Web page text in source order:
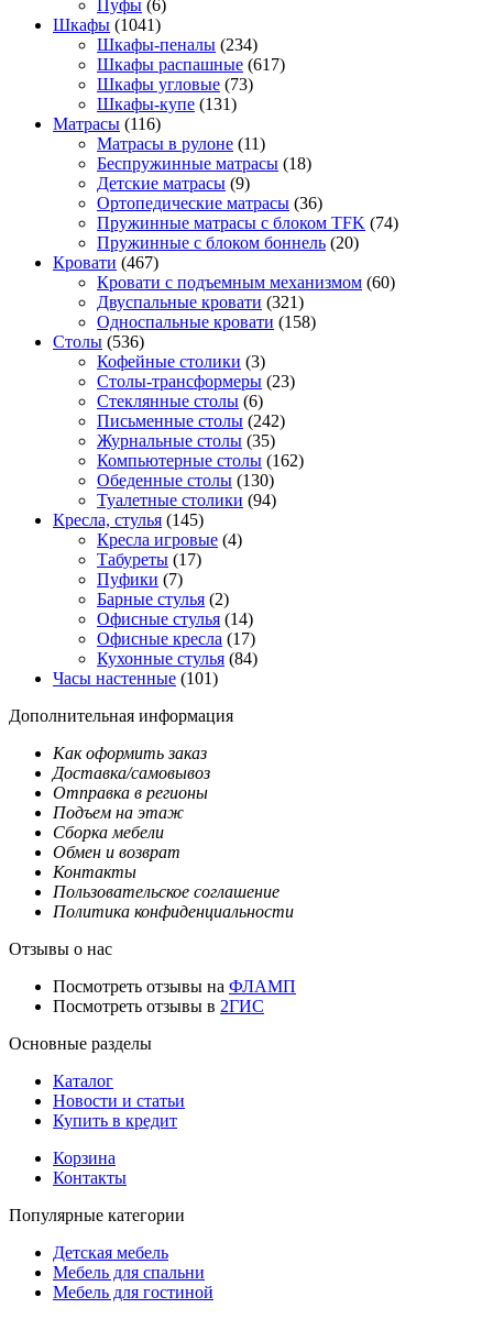
Пуфы (6)
Шкафы (1041)
Шкафы-пеналы (234)
Шкафы распашные (617)
Шкафы угловые (73)
Шкафы-купе (131)
Матрасы (116)
Матрасы в рулоне (11)
Беспружинные матрасы (18)
Детские матрасы (9)
Ортопедические матрасы (36)
Пружинные матрасы с блоком TFK (74)
Пружинные с блоком боннель (20)
Кровати (467)
Кровати с подъемным механизмом (60)
Двуспальные кровати (321)
Односпальные кровати (158)
Столы (536)
Кофейные столики (3)
Столы-трансформеры (23)
Стеклянные столы (6)
Письменные столы (242)
Журнальные столы (35)
Компьютерные столы (162)
Обеденные столы (130)
Туалетные столики (94)
Кресла, стулья (145)
Кресла игровые (4)
Табуреты (17)
Пуфики (7)
Барные стулья (2)
Офисные стулья (14)
Офисные кресла (17)
Кухонные стулья (84)
Часы настенные (101)
Дополнительная информация
Как оформить заказ
Доставка/самовывоз
Отправка в регионы
Подъем на этаж
Сборка мебели
Обмен и возврат
Контакты
Пользовательское соглашение
Политика конфиденциальности
Отзывы о нас
Посмотреть отзывы на ФЛАМП
Посмотреть отзывы в 2ГИС
Основные разделы
Каталог
Новости и статьи
Купить в кредит
Корзина
Контакты
Популярные категории
Детская мебель
Мебель для спальни
Мебель для гостиной